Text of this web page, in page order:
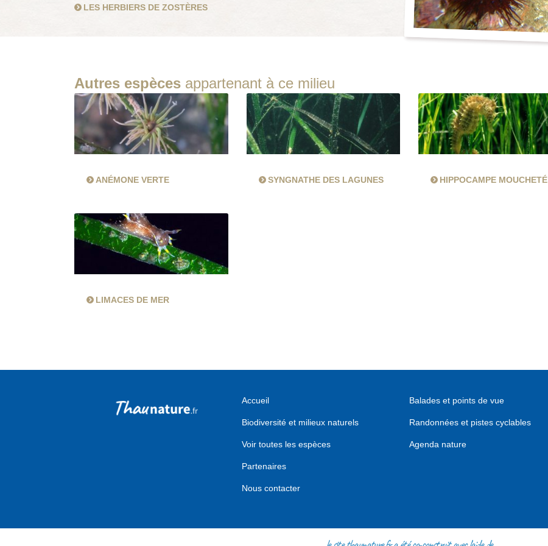
LES HERBIERS DE ZOSTÈRES
Autres espèces appartenant à ce milieu
ANÉMONE VERTE SYNGNATHE DES LAGUNES HIPPOCAMPE MOUCHETÉ
LIMACES DE MER
Accueil
Biodiversité et milieux naturels
Voir toutes les espèces
Partenaires
Nous contacter
Balades et points de vue
Randonnées et pistes cyclables
Agenda nature